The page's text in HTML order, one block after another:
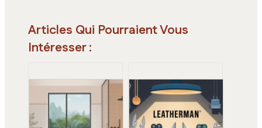
Articles Qui Pourraient Vous
Intéresser :